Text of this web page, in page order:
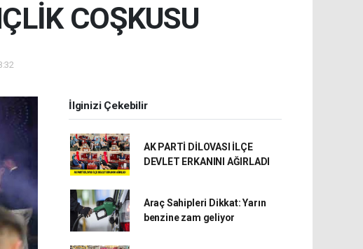
COŞKUSU
İlginizi Çekebilir
AK PARTİ DİLOVASI İLÇE
DEVLET ERKANINI AĞIRLADI
Araç Sahipleri Dikkat: Yarın
benzine zam geliyor